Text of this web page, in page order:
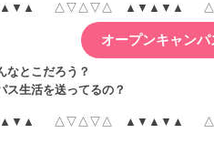
△▽△▽△ ▲▼▲▼▲
オープンキャンパ
なとこだろう？
ス生活を送ってるの？
△▽△▽△ ▲▼▲▼▲